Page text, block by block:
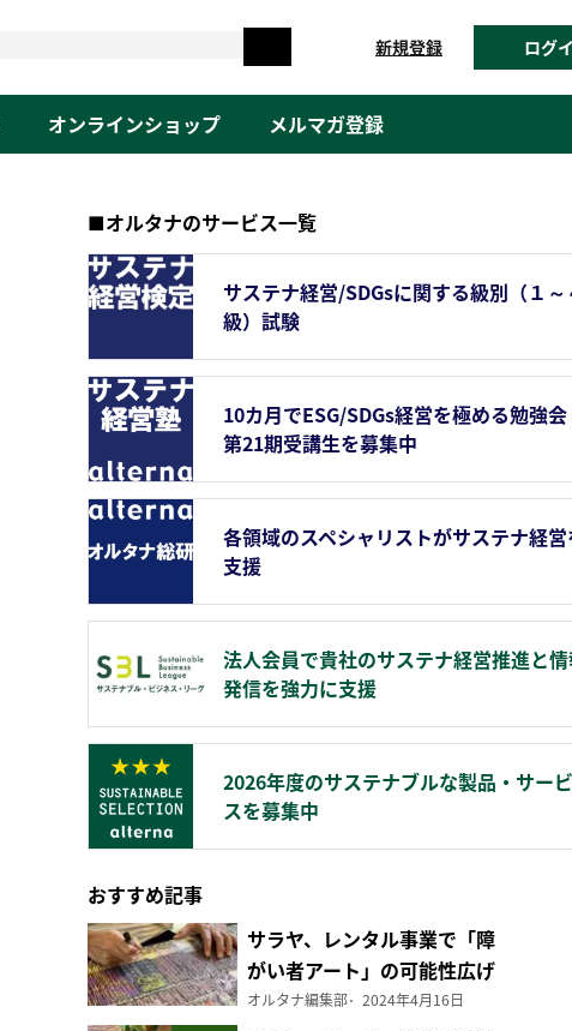
新規登録 ログ
オンラインショップ メルマガ登録
■オルタナのサービス一覧
サステナ経営/SDGsに関する級別（１～
級）試験
10カ月でESG/SDGs経営を極める勉強
第21期受講生を募集中
各領域のスペシャリストがサステナ経
支援
法人会員で貴社のサステナ経営推進と
発信を強力に支援
2026年度のサステナブルな製品・サービ
スを募集中
おすすめ記事
サラヤ、レンタル事業で「障
がい者アート」の可能性広げ
る
オルタナ編集部 2024年4月16日